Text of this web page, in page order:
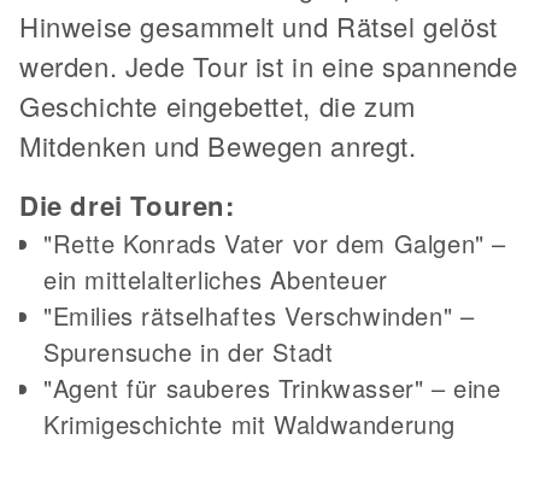
Hinweise gesammelt und Rätsel gelöst
werden. Jede Tour ist in eine spannende
Geschichte eingebettet, die zum
Mitdenken und Bewegen anregt.
Die drei Touren:
"Rette Konrads Vater vor dem Galgen" –
ein mittelalterliches Abenteuer
"Emilies rätselhaftes Verschwinden" –
Spurensuche in der Stadt
"Agent für sauberes Trinkwasser" – eine
Krimigeschichte mit Waldwanderung